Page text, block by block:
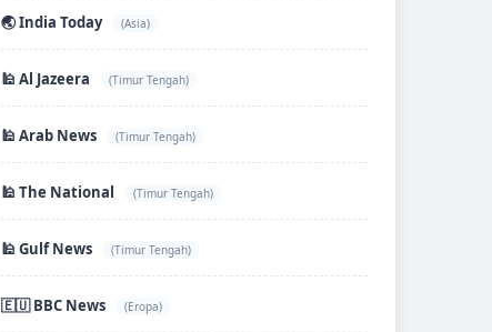
🌏 India Today (Asia)
🕌 Al Jazeera (Timur Tengah)
🕌 Arab News (Timur Tengah)
🕌 The National (Timur Tengah)
🕌 Gulf News (Timur Tengah)
🇪🇺 BBC News (Eropa)